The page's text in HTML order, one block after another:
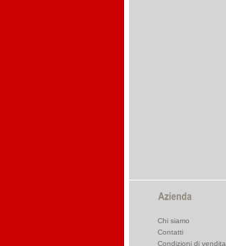
Chi siamo
Contatti
Condizioni di vendita